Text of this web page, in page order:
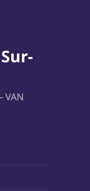
VAN